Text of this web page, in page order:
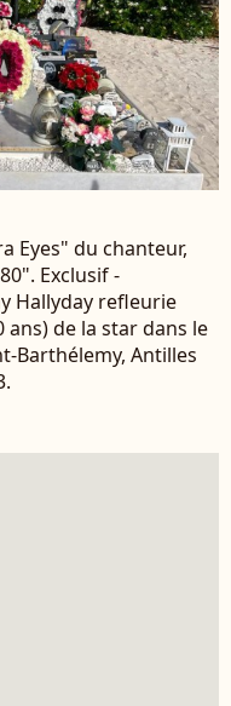
Eyes" du chanteur,
Exclusif -
Hallyday refleurie
de la star dans le
Barthélemy, Antilles